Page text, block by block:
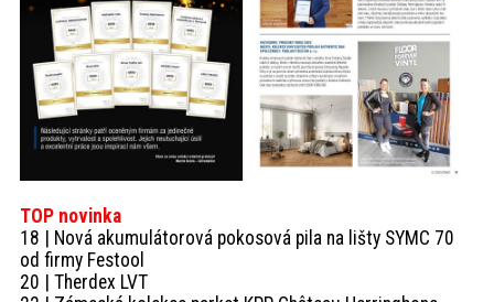
TOP novinka
18 | Nová akumulátorová pokosová pila na lišty SYMC 70
od firmy Festool
20 | Therdex LVT